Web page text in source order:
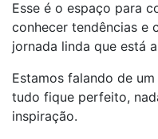
Esse é o espaço para
conhecer tendências e
jornada linda que está
Estamos falando de
tudo fique perfeito,
inspiração.